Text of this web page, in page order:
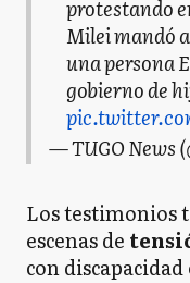
protestando
Milei mandó
una persona
gobierno de
— TUGO News
Los testimonios
escenas de
con